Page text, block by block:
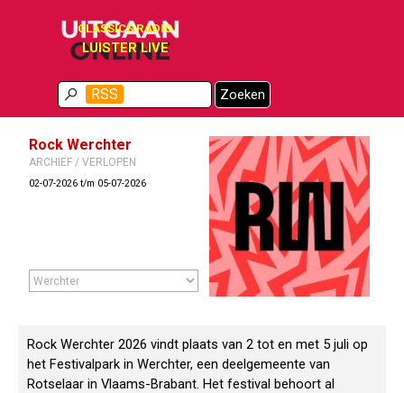
CLASSICS RADIO
LUISTER LIVE
Zoeken
RSS
Menu overslaan
Rock Werchter
ARCHIEF / VERLOPEN
02-07-2026 t/m 05-07-2026
Rock Werchter 2026 vindt plaats van 2 tot en met 5 juli op
het Festivalpark in Werchter, een deelgemeente van
Rotselaar in Vlaams-Brabant. Het festival behoort al